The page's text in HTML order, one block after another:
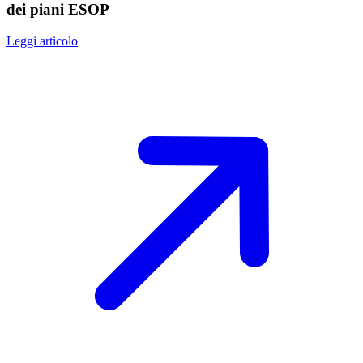
dei piani ESOP
Leggi articolo